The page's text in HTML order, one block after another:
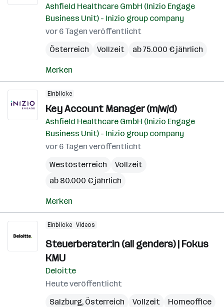
Ashfield Healthcare GmbH (Inizio Engage
Business Unit) - Inizio group company
vor 6 Tagen veröffentlicht
Österreich
Vollzeit ab 75.000 € jährlich
Merken
Einblicke
Key Account Manager (m/w/d)
Ashfield Healthcare GmbH (Inizio Engage
Business Unit) - Inizio group company
vor 6 Tagen veröffentlicht
Westösterreich
Vollzeit
ab 80.000 € jährlich
Merken
Einblicke Videos
Steuerberater:in (all genders) | Fokus
KMU
Deloitte
Heute veröffentlicht
Salzburg, Österreich Vollzeit
Homeoffice